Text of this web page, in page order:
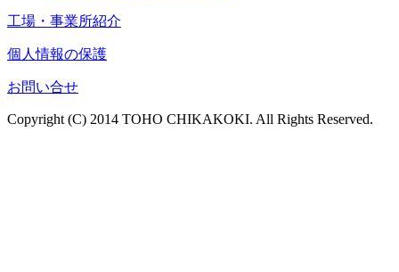
工場・事業所紹介
個人情報の保護
お問い合せ
Copyright (C) 2014 TOHO CHIKAKOKI. All Rights Reserved.